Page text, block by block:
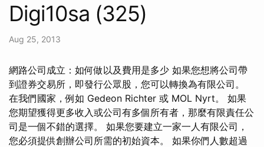
Digi10sa (325)
Aug 25, 2013
網路公司成立：如何做以及費用是多少 如果您想將公司帶
到證券交易所，即發行公眾股，您可以轉換為有限公司。
在我們國家，例如 Gedeon Richter 或 MOL Nyrt。 如果
您期望獲得更多收入或公司有多個所有者，那麼有限責任公
司是一個不錯的選擇。 如果您要建立一家一人有限公司，
您必須提供創辦公司所需的初始資本。 如果你們人數超過